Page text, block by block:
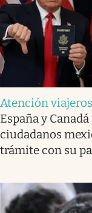
Atención viajeros
España y
ciudadanos
trámite con su